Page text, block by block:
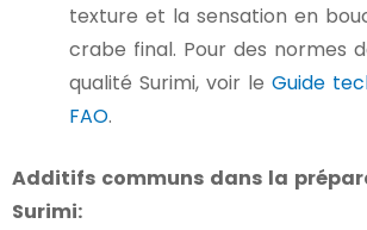
texture et la sensation en
crabe final. Pour des normes
qualité Surimi, voir le Guide
FAO.
Additifs communs dans la
Surimi: